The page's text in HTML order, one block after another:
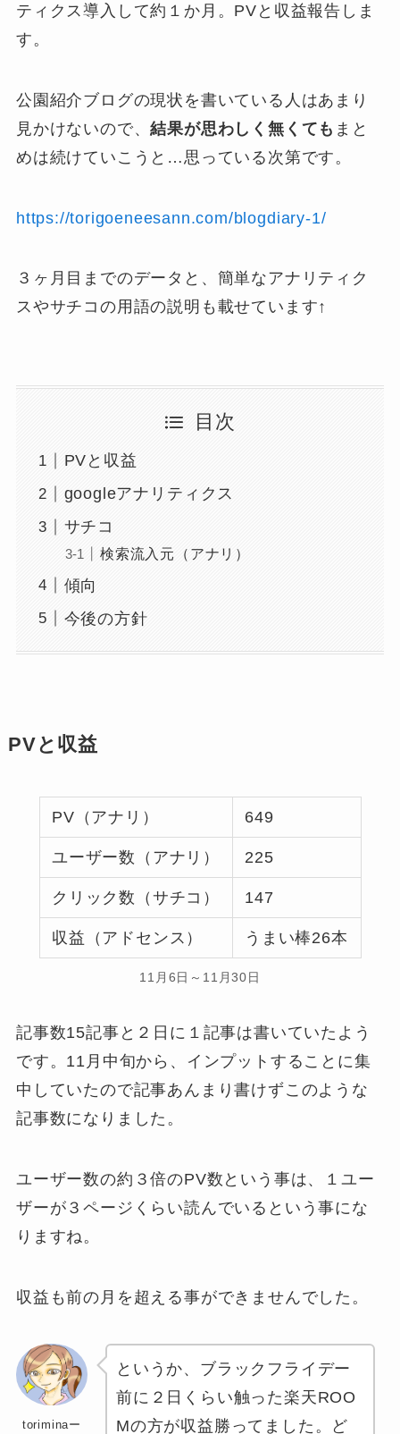
ティクス導入して約１か月。PVと収益報告しま
す。
公園紹介ブログの現状を書いている人はあまり
見かけないので、結果が思わしく無くても まと
めは続けていこうと…思っている次第です。
https://torigoeneesann.com/blogdiary-1/
３ヶ月目までのデータと、簡単なアナリティク
スやサチコの用語の説明も載せています↑
目次
PVと収益
googleアナリティクス
サチコ
検索流入元（アナリ）
傾向
今後の方針
PVと収益
PV（アナリ） 649
ユーザー数（アナリ） 225
クリック数（サチコ） 147
収益（アドセンス） うまい棒26本
11月6日～11月30日
記事数15記事と２日に１記事は書いていたよう
です。11月中旬から、インプットすることに集
中していたので記事あんまり書けずこのような
記事数になりました。
ユーザー数の約３倍のPV数という事は、１ユー
ザーが３ページくらい読んでいるという事にな
りますね。
収益も前の月を超える事ができませんでした。
toriminaー
というか、ブラックフライデー
前に２日くらい触った楽天ROO
Mの方が収益勝ってました。ど